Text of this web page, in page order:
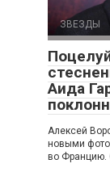
ЗВЕЗДЫ
Аида
Алексей
новыми
во Францию.